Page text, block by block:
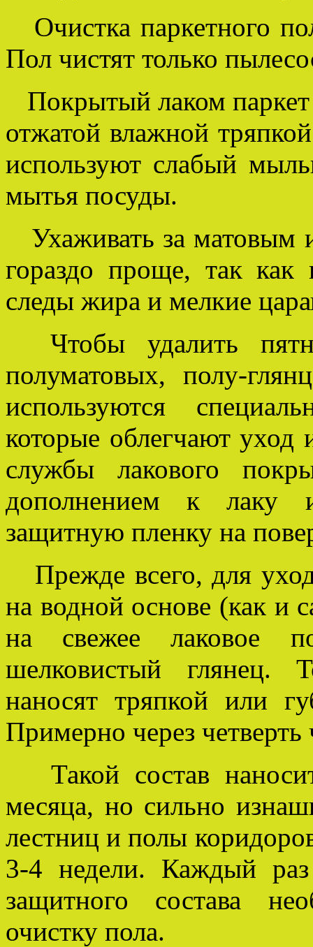
Очистка паркетного
Пол чистят только
Покрытый лаком
отжатой влажной
используют слабый
мытья посуды.
Ухаживать за матовым
гораздо проще, так
следы жира и мелкие
Чтобы удалить
полуматовых, полу-
используются
которые облегчают уход
службы лакового
дополнением к лаку
защитную пленку на
Прежде всего, для
на водной основе (как и
на свежее лаковое
шелковистый глянец.
наносят тряпкой или
Примерно через четверть
Такой состав
месяца, но сильно
лестниц и полы
3-4 недели. Каждый
защитного состава
очистку пола.